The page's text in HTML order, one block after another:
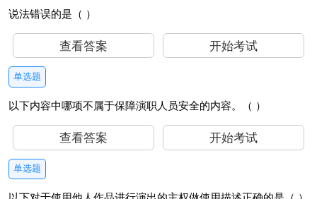
说法错误的是（ ）
查看答案 开始考试
单选题
以下内容中哪项不属于保障演职人员安全的内容。（ ）
查看答案 开始考试
单选题